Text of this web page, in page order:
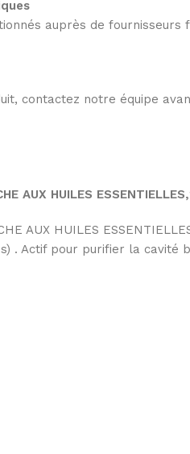
auprès de fournisseurs
contactez notre équipe
AUX HUILES
AUX HUILES
. Actif pour purifier la